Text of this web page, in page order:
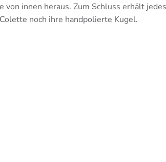
von innen heraus. Zum Schluss erhält jedes
noch ihre handpolierte Kugel.